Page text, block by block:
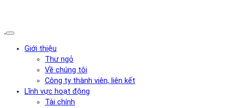
Giới thiệu
Thư ngỏ
Về chúng tôi
Công ty thành viên, liên kết
Lĩnh vực hoạt động
Tài chính